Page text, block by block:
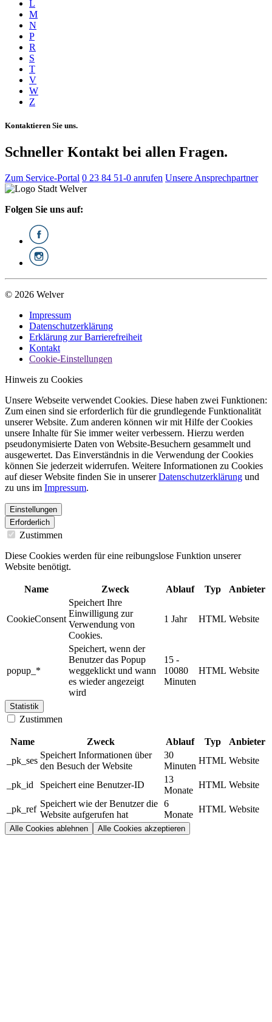
L
M
N
P
R
S
T
V
W
Z
Kontaktieren Sie uns.
Schneller Kontakt bei allen Fragen.
Zum Service-Portal 0 23 84 51-0 anrufen Unsere Ansprechpartner
Folgen Sie uns auf:
© 2026 Welver
Impressum
Datenschutzerklärung
Erklärung zur Barrierefreiheit
Kontakt
Cookie-Einstellungen
Hinweis zu Cookies
Unsere Webseite verwendet Cookies. Diese haben zwei Funktionen:
Zum einen sind sie erforderlich für die grundlegende Funktionalität
unserer Website. Zum anderen können wir mit Hilfe der Cookies
unsere Inhalte für Sie immer weiter verbessern. Hierzu werden
pseudonymisierte Daten von Website-Besuchern gesammelt und
ausgewertet. Das Einverständnis in die Verwendung der Cookies
können Sie jederzeit widerrufen. Weitere Informationen zu Cookies
auf dieser Website finden Sie in unsererDatenschutzerklärung und
zu uns im Impressum.
Einstellungen
Erforderlich
Zustimmen
Diese Cookies werden für eine reibungslose Funktion unserer
Website benötigt.
Name Zweck Ablauf Typ Anbieter
CookieConsent
Speichert Ihre
Einwilligung zur
Verwendung von
Cookies.
1 Jahr HTML Website
popup_*
Speichert, wenn der
Benutzer das Popup
weggeklickt und wann
es wieder angezeigt
wird
15 -
10080
Minuten
HTML Website
Statistik
Zustimmen
Name Zweck Ablauf Typ
Anbieter
_pk_ses
Speichert Informationen über
den Besuch der Website
30
Minuten
HTML Website
_pk_id Speichert eine Benutzer-ID
13
Monate
HTML Website
_pk_ref
Speichert wie der Benutzer die
Website aufgerufen hat
6
Monate
HTML Website
Alle Cookies ablehnen Alle Cookies akzeptieren